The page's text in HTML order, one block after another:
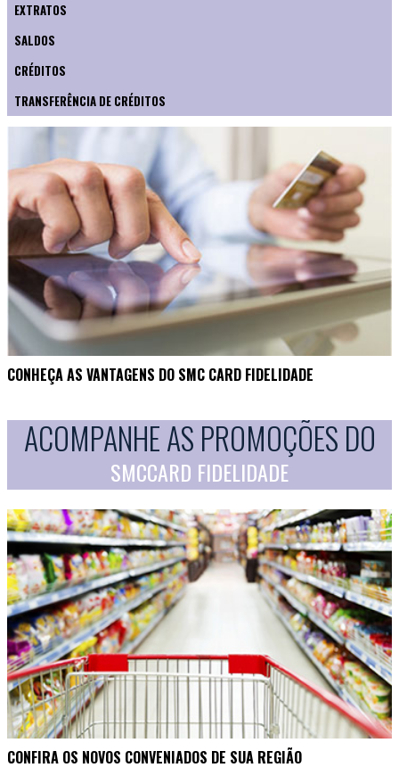
EXTRATOS
SALDOS
CRÉDITOS
TRANSFERÊNCIA DE CRÉDITOS
CONHEÇA AS VANTAGENS DO SMC CARD FIDELIDADE
ACOMPANHE AS PROMOÇÕES DO
SMCCARD FIDELIDADE
CONFIRA OS NOVOS CONVENIADOS DE SUA REGIÃO